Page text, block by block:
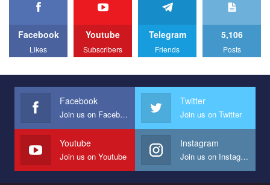
We appeal to your support and ask to help us implement our plan
All you have to do is to press "Like" below the video.
Эмоционально сильный ролик от команды "Гей-альянс
представляющий программу развития организации.
Мы просим вас поддержать нас и помочь нам реализовать
наш план по борьбе с насилием и дискриминацией на почве
СОГИ в Украине.
Все, что вам нужно сделать - это зайти на наш канал YouTube
по этой ссылке и поставить лайк под видео.
Facebook
Likes
Youtube
Subscribers
Telegram
Friends
5,106
Posts
Facebook
Join us on Facebook
Twitter
Join us on Twitter
Youtube
Join us on Youtube
Instagram
Join us on Instagram